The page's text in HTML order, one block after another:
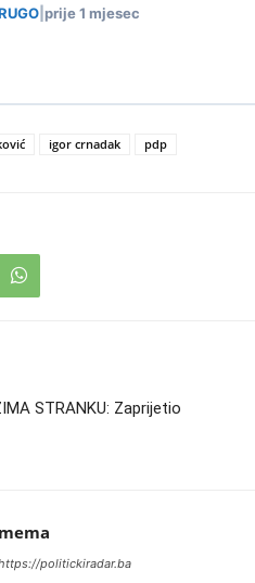
prije 1 mjesec
igor crnadak pdp
STRANKU: Zaprijetio
mema
politickiradar.ba